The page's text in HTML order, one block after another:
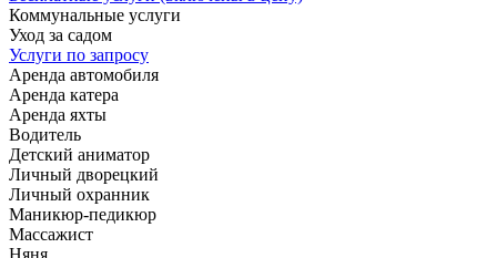
Коммунальные услуги
Уход за садом
Услуги по запросу
Аренда автомобиля
Аренда катера
Аренда яхты
Водитель
Детский аниматор
Личный дворецкий
Личный охранник
Маникюр-педикюр
Массажист
Няня